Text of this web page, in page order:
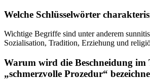
Welche Schlüsselwörter
Wichtige Begriffe sind unter anderem
Sozialisation, Tradition, Erziehung und
Warum wird die Beschneidung im
„schmerzvolle Prozedur“